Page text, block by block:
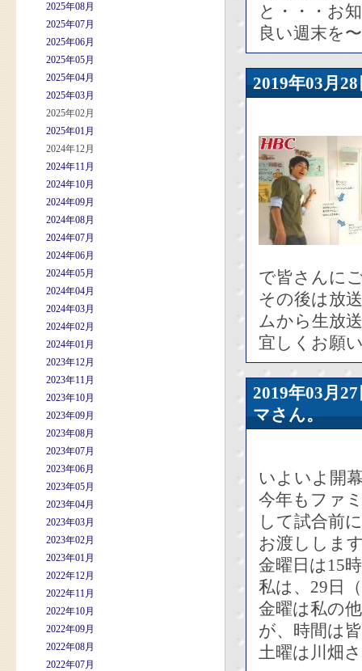
2025年08月
2025年07月
2025年06月
2025年05月
2025年04月
2025年03月
2025年02月
2025年01月
2024年12月
2024年11月
2024年10月
2024年09月
2024年08月
2024年07月
2024年06月
2024年05月
2024年04月
2024年03月
2024年02月
2024年01月
2023年12月
2023年11月
2023年10月
2023年09月
2023年08月
2023年07月
2023年06月
2023年05月
2023年04月
2023年03月
2023年02月
2023年01月
2022年12月
2022年11月
2022年10月
2022年09月
2022年08月
2022年07月
と・・・お
良い週末を
2019年03
で皆さんに
その後は放
ムから生放
宜しくお願
2019年03
マさん。
いよいよ開
今年もファ
して試合前
お渡ししま
金曜日は15
私は、29日
金曜は私の
が、時間は
土曜は川畑